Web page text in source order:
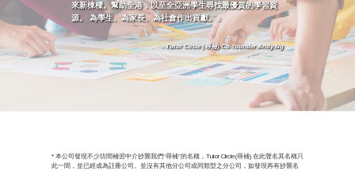
來新棟樑。幫助全港，以至全亞洲學生尋找最優質的學習資
源。 為學生、為家長、為社會作出貢獻。」
- Tutor Circle (尋補) Co-founder Andy Ng
* 本公司發現不少坊間補習中介抄襲我們”尋補”的名稱，Tutor Circle(尋補) 在此聲名其名稱只
此一間，並已經成為註冊公司。並沒有其他分公司或同類型之分公司，如發現再有抄襲名